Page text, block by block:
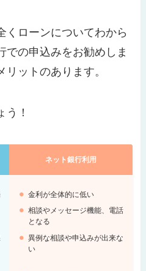
くローンについてわから
での申込みをお勧めしま
リットのあります。
う！
ネット銀行利用
金利が全体的に低い
相談やメッセージ機能、電話
となる
異例な相談や申込みが出来な
い